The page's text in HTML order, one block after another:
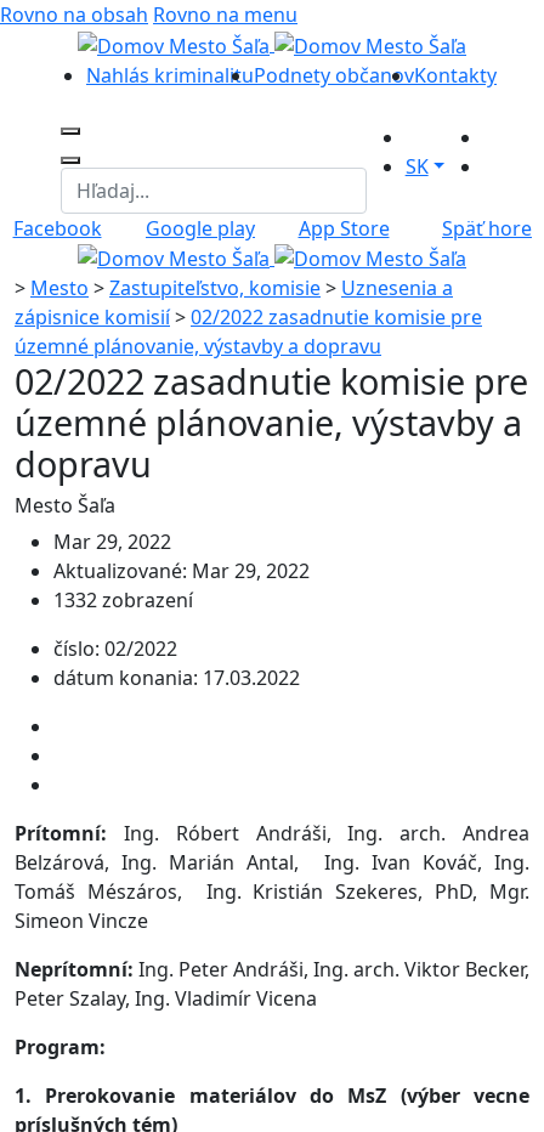
Rovno na obsah Rovno na menu
Nahlás kriminalituPodnety občanovKontakty
SK
Facebook Google play App Store Späť hore
> Mesto >Zastupiteľstvo, komisie> Uznesenia a
zápisnice komisií>02/2022 zasadnutie komisie pre
územné plánovanie, výstavby a dopravu
02/2022 zasadnutie komisie pre
územné plánovanie, výstavby a
dopravu
Mesto Šaľa
Mar 29, 2022
Aktualizované: Mar 29, 2022
1332 zobrazení
číslo: 02/2022
dátum konania: 17.03.2022
Prítomní:
Ing. Róbert Andráši, Ing. arch. Andrea
Belzárová, Ing. Marián Antal, Ing. Ivan Kováč, Ing.
Tomáš Mészáros, Ing. Kristián Szekeres, PhD, Mgr.
Simeon Vincze
Neprítomní: Ing. Peter Andráši, Ing. arch. Viktor Becker,
Peter Szalay, Ing. Vladimír Vicena
Program:
1. Prerokovanie materiálov do MsZ (výber vecne
príslušných tém)